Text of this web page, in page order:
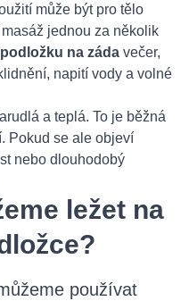
může být pro tělo
jednou za několik
na záda večer,
napití vody a volné
a teplá. To je běžná
Pokud se ale objeví
nebo dlouhodobý
ležet na
používat